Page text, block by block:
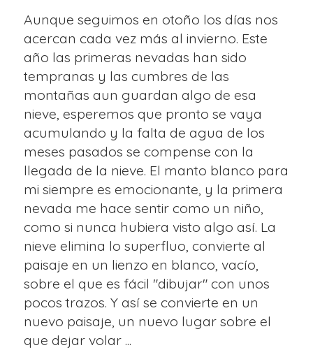
Aunque seguimos en otoño los días nos
acercan cada vez más al invierno. Este
año las primeras nevadas han sido
tempranas y las cumbres de las
montañas aun guardan algo de esa
nieve, esperemos que pronto se vaya
acumulando y la falta de agua de los
meses pasados se compense con la
llegada de la nieve. El manto blanco para
mi siempre es emocionante, y la primera
nevada me hace sentir como un niño,
como si nunca hubiera visto algo así. La
nieve elimina lo superfluo, convierte al
paisaje en un lienzo en blanco, vacío,
sobre el que es fácil "dibujar" con unos
pocos trazos. Y así se convierte en un
nuevo paisaje, un nuevo lugar sobre el
que dejar volar ...